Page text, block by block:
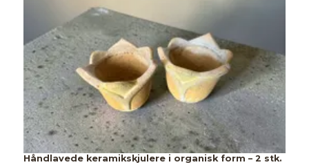
Håndlavede keramikskjulere i organisk form – 2 stk.